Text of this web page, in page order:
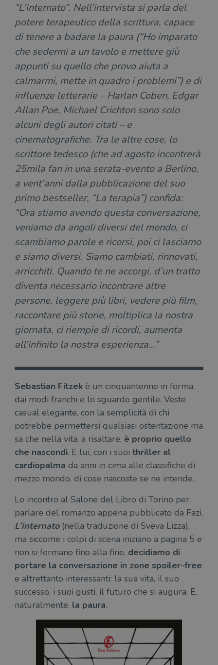
“L’internato”. Nell’intervista si parla del
potere terapeutico della scrittura, capace
di tenere a badare la paura (“Ho imparato
che sedermi a un tavolo e mettere giù
appunti su quello che provo aiuta a
calmarmi, mette in quadro i problemi”) e di
influenze letterarie – Harlan Coben, Edgar
Allan Poe, Michael Crichton sono solo
alcuni degli autori citati – e
cinematografiche. Tra le altre cose, lo
scrittore tedesco (che ad agosto incontrerà
25mila fan in una serata-evento a Berlino,
a vent’anni dalla pubblicazione del suo
primo bestseller, “La terapia”) confida:
“Ora stiamo avendo questa conversazione,
veniamo da angoli diversi del mondo, ci
scambiamo parole e ricorsi, poi ci lasciamo
e siamo diversi. Siamo cambiati, rinnovati,
arricchiti. Quando te ne accorgi, d’un tratto
diventa necessario incontrare altre
persone, leggere più libri, vedere più film,
raccontare più storie, moltiplica la nostra
giornata, ci riempie di ricordi, aumenta
all’infinito la nostra esperienza…”
Sebastian Fitzek è un cinquantenne in forma,
dai modi franchi e lo sguardo gentile. Veste
casual elegante, con la semplicità di chi
potrebbe permettersi qualsiasi ostentazione ma
sa che nella vita, a risaltare, è proprio quello
che nascondi. E lui, con i suoi thriller al
cardiopalma da anni in cima alle classifiche di
mezzo mondo, di cose nascoste se ne intende.
Lo incontro al Salone del Libro di Torino per
parlare del romanzo appena pubblicato da Fazi,
L’internato(nella traduzione di Sveva Lizza),
ma siccome i colpi di scena iniziano a pagina 5 e
non si fermano fino alla fine, decidiamo di
portare la conversazione in zone spoiler-free
e altrettanto interessanti: la sua vita, il suo
successo, i suoi gusti, il futuro che si augura. E,
naturalmente, la paura.